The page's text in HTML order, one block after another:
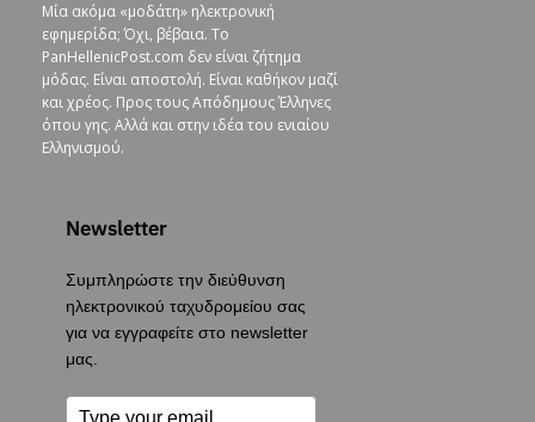
Μία ακόμα «μοδάτη» ηλεκτρονική
εφημερίδα; Όχι, βέβαια. To
PanHellenicPost.com δεν είναι ζήτημα
μόδας. Είναι αποστολή. Είναι καθήκον μαζί
και χρέος. Προς τους Απόδημους Έλληνες
όπου γης. Αλλά και στην ιδέα του ενιαίου
Ελληνισμού.
Newsletter
Συμπληρώστε την διεύθυνση
ηλεκτρονικού ταχυδρομείου σας
για να εγγραφείτε στο newsletter
μας.